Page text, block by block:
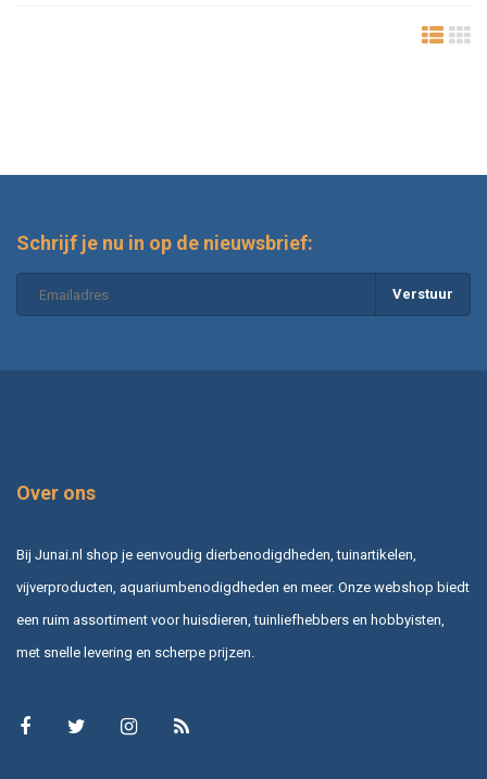
Schrijf je nu in op de nieuwsbrief:
Verstuur
Over ons
Bij Junai.nl shop je eenvoudig dierbenodigdheden, tuinartikelen,
vijverproducten, aquariumbenodigdheden en meer. Onze webshop biedt
een ruim assortiment voor huisdieren, tuinliefhebbers en hobbyisten,
met snelle levering en scherpe prijzen.